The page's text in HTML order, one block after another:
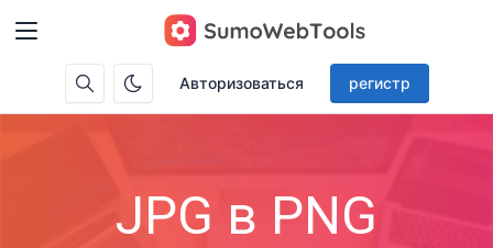
Авторизоваться регистр
JPG в PNG